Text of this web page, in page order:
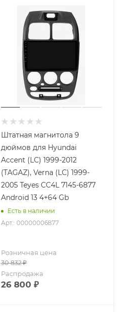
Штатная магнитола 9
дюймов для Hyundai
Accent (LC) 1999-2012
(TAGAZ), Verna (LC) 1999-
2005 Teyes CC4L 7145-6877
Android 13 4+64 Gb
Есть в наличии
Арт.: 00000006877
Розничная цена
30 832₽
Распродажа
26 800 ₽